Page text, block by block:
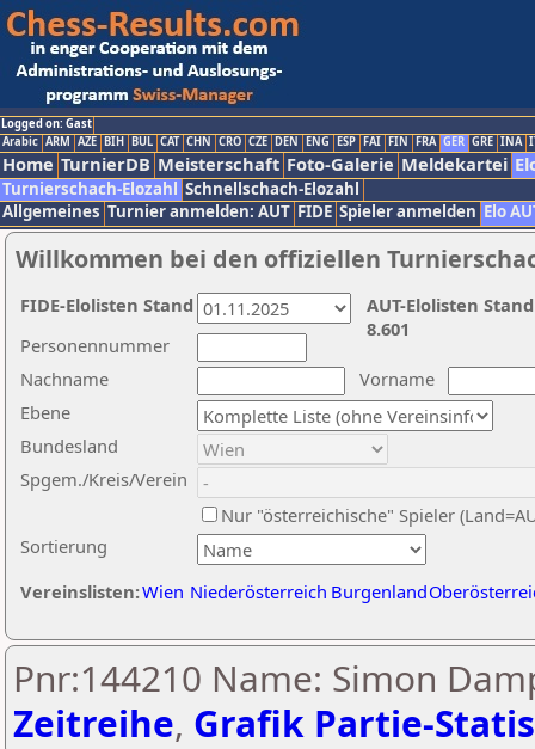
Logged on: Gast
Arabic ARM AZE BIH BUL CAT CHN CRO CZE DEN ENG ESP FAI FIN FRA GER GRE INA
Home TurnierDB Meisterschaft Foto-Galerie Meldekartei
Turnierschach-Elozahl Schnellschach-Elozahl
Allgemeines Turnier anmelden: AUT FIDE Spieler anmelden Elo
Willkommen bei den offiziellen
Nachname
Vorname
Ebene
Sortierung
Personennummer
Bundesland
Spgem./Kreis/Verein
Nur "österreichische" Spieler
Vereinslisten:Wien Niederösterreich Burgenland
AUT-Elolisten
8.601
FIDE-Elolisten Stand
Pnr:144210 Name: Simon
Zeitreihe, Grafik Partie-